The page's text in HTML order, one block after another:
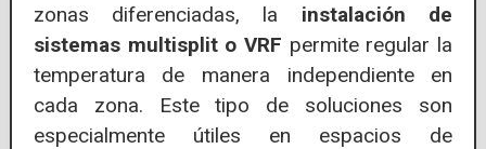
zonas diferenciadas, la instalación de
sistemas multisplit o VRF permite regular la
temperatura de manera independiente en
cada zona. Este tipo de soluciones son
especialmente útiles en espacios de